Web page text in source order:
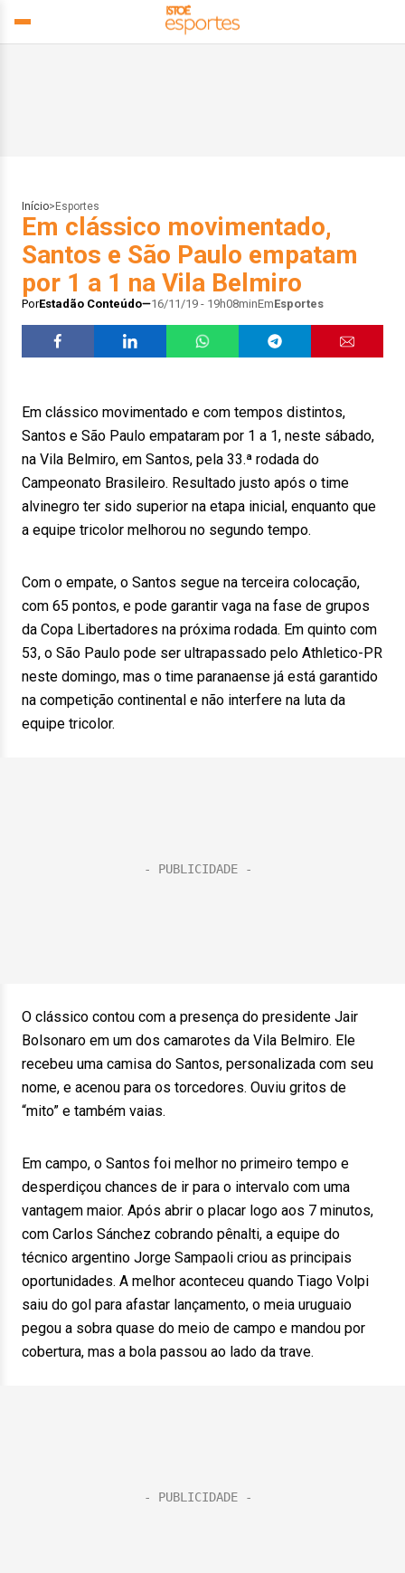
Início> Esportes
Em clássico movimentado,
Santos e São Paulo empatam
por 1 a 1 na Vila Belmiro
PorEstadão Conteúdo 16/11/19 - 19h08minEmEsportes
Em clássico movimentado e com tempos distintos,
Santos e São Paulo empataram por 1 a 1, neste sábado,
na Vila Belmiro, em Santos, pela 33.ª rodada do
Campeonato Brasileiro. Resultado justo após o time
alvinegro ter sido superior na etapa inicial, enquanto que
a equipe tricolor melhorou no segundo tempo.
Com o empate, o Santos segue na terceira colocação,
com 65 pontos, e pode garantir vaga na fase de grupos
da Copa Libertadores na próxima rodada. Em quinto com
53, o São Paulo pode ser ultrapassado pelo Athletico-PR
neste domingo, mas o time paranaense já está garantido
na competição continental e não interfere na luta da
equipe tricolor.
O clássico contou com a presença do presidente Jair
Bolsonaro em um dos camarotes da Vila Belmiro. Ele
recebeu uma camisa do Santos, personalizada com seu
nome, e acenou para os torcedores. Ouviu gritos de
“mito” e também vaias.
Em campo, o Santos foi melhor no primeiro tempo e
desperdiçou chances de ir para o intervalo com uma
vantagem maior. Após abrir o placar logo aos 7 minutos,
com Carlos Sánchez cobrando pênalti, a equipe do
técnico argentino Jorge Sampaoli criou as principais
oportunidades. A melhor aconteceu quando Tiago Volpi
saiu do gol para afastar lançamento, o meia uruguaio
pegou a sobra quase do meio de campo e mandou por
cobertura, mas a bola passou ao lado da trave.